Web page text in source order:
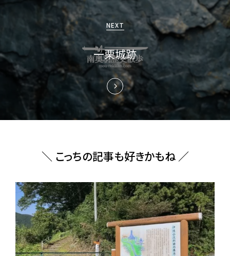
ョ
ン
NEXT
一栗城跡
＼ こっちの記事も好きかもね ／